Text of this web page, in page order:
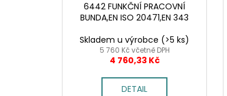
6442 FUNKČNÍ PRACOVNÍ
BUNDA,EN ISO 20471,EN 343
Skladem u výrobce (>5 ks)
5 760 Kč včetně DPH
4 760,33 Kč
DETAIL